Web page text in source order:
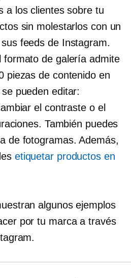
a los clientes sobre tu
sin molestarlos con un
feeds de Instagram.
formato de galería admite
piezas de contenido en
pueden editar:
el contraste o el
También puedes
de fotogramas. Además,
etiquetar productos en
algunos ejemplos
por tu marca a través